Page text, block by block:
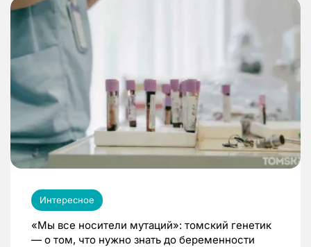
Интересное
«Мы все носители мутаций»: томский генетик
— о том, что нужно знать до беременности